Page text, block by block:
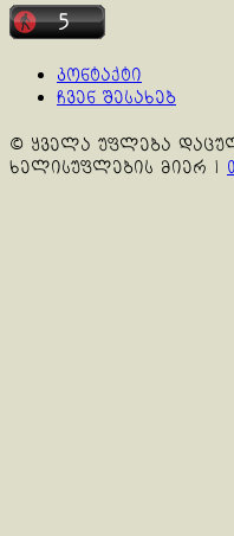
კონტაქტი
ჩვენ შესახებ
© ყველა უფლება
ხელისუფლების მიერ |